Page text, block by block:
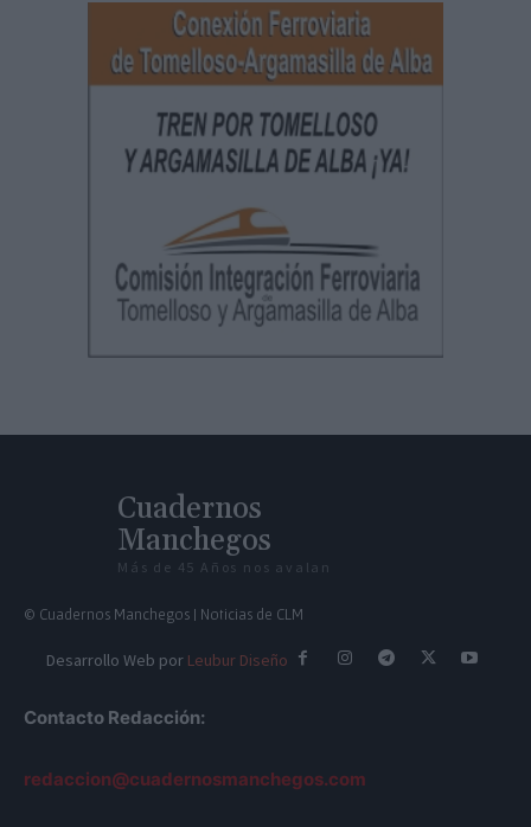
Cuadernos
Manchegos
Más de 45 Años nos avalan
© Cuadernos Manchegos | Noticias de CLM
Desarrollo Web por Leubur Diseño
Contacto Redacción:
redaccion@cuadernosmanchegos.com